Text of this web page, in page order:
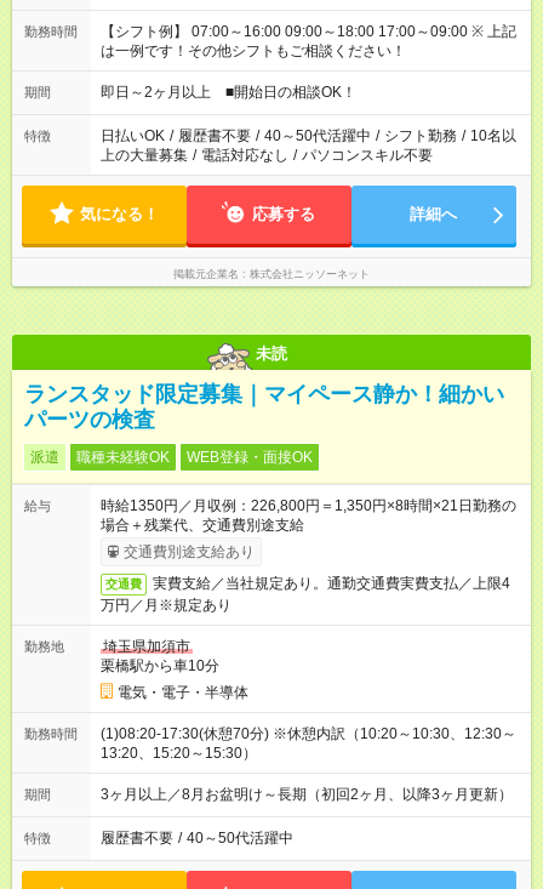
勤務時間
【シフト例】 07:00～16:00 09:00～18:00 17:00～09:00 ※ 上記
は一例です！その他シフトもご相談ください！
期間 即日～2ヶ月以上 ■開始日の相談OK！
特徴 日払いOK / 履歴書不要 / 40～50代活躍中 / シフト勤務 / 10名以
上の大量募集 / 電話対応なし / パソコンスキル不要
気になる！ 応募する 詳細へ
掲載元企業名 株式会社ニッソーネット
未読
ランスタッド限定募集｜マイペース静か！細かい
パーツの検査
派遣 職種未経験OK WEB登録・面接OK
給与
時給1350円／月収例：226,800円＝1,350円×8時間×21日勤務の
場合＋残業代、交通費別途支給
交通費別途支給あり
交通費
実費支給／当社規定あり。通勤交通費実費支払／上限4
万円／月※規定あり
勤務地
埼玉県加須市
栗橋駅から車10分
電気・電子・半導体
勤務時間
(1)08:20-17:30(休憩70分) ※休憩内訳（10:20～10:30、12:30～
13:20、15:20～15:30）
期間 3ヶ月以上／8月お盆明け～長期（初回2ヶ月、以降3ヶ月更新）
特徴 履歴書不要 / 40～50代活躍中